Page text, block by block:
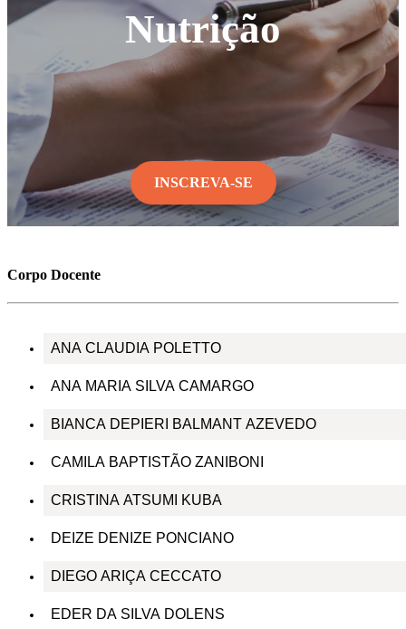
Nutrição
INSCREVA-SE
Corpo Docente
ANA CLAUDIA POLETTO
ANA MARIA SILVA CAMARGO
BIANCA DEPIERI BALMANT AZEVEDO
CAMILA BAPTISTÃO ZANIBONI
CRISTINA ATSUMI KUBA
DEIZE DENIZE PONCIANO
DIEGO ARIÇA CECCATO
EDER DA SILVA DOLENS